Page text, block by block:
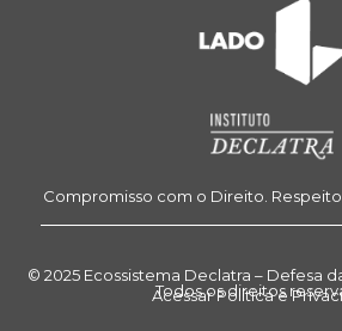
Compromisso com o Direito.
© 2025 Ecossistema Declatra – Defesa
Todos os direitos
Acessar Política e